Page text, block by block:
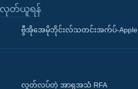
လုတ်ယူရန်
ဗွီအိုအေမိုဘိုင်းလ်သတင်းအက်ပ်-Apple
လွတ်လပ်တဲ့ အာရှအသံ RFA